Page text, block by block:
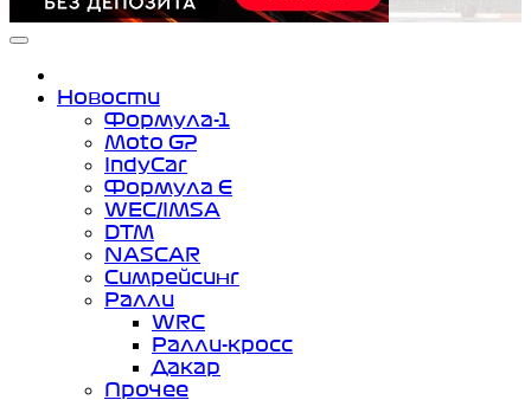
Новости
Формула-1
Moto GP
IndyCar
Формула Е
WEC/IMSA
DTM
NASCAR
Симрейсинг
Ралли
WRC
Ралли-кросс
Дакар
Прочее